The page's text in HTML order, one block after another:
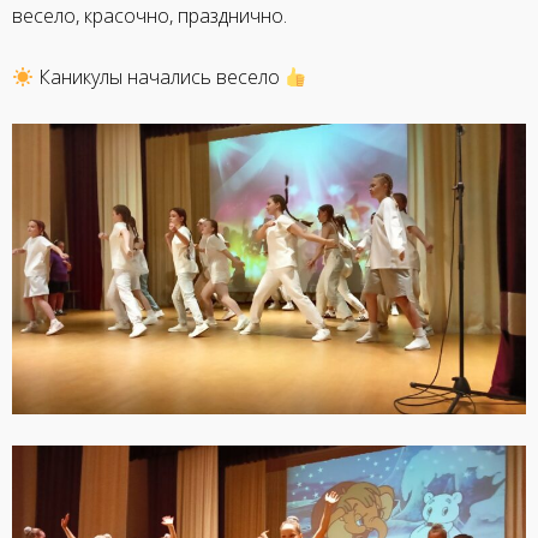
весело, красочно, празднично.
Каникулы начались весело